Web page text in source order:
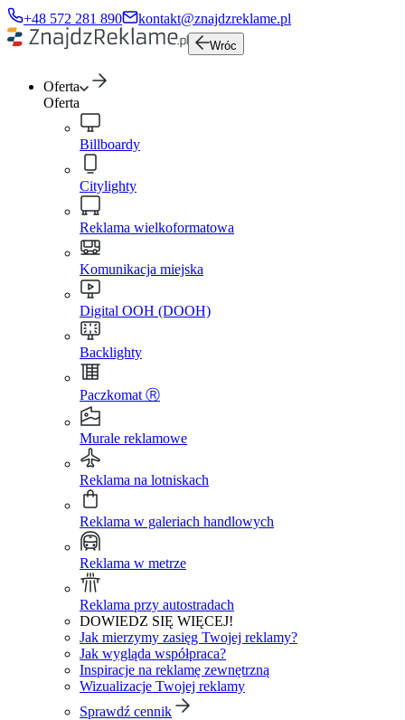
+48 572 281 890 kontakt@znajdzreklame.pl
Wróc
Oferta
Oferta
Billboardy
Citylighty
Reklama wielkoformatowa
Komunikacja miejska
Digital OOH (DOOH)
Backlighty
Paczkomat Ⓡ
Murale reklamowe
Reklama na lotniskach
Reklama w galeriach handlowych
Reklama w metrze
Reklama przy autostradach
DOWIEDZ SIĘ WIĘCEJ!
Jak mierzymy zasięg Twojej reklamy?
Jak wygląda współpraca?
Inspiracje na reklamę zewnętrzną
Wizualizacje Twojej reklamy
Sprawdź cennik